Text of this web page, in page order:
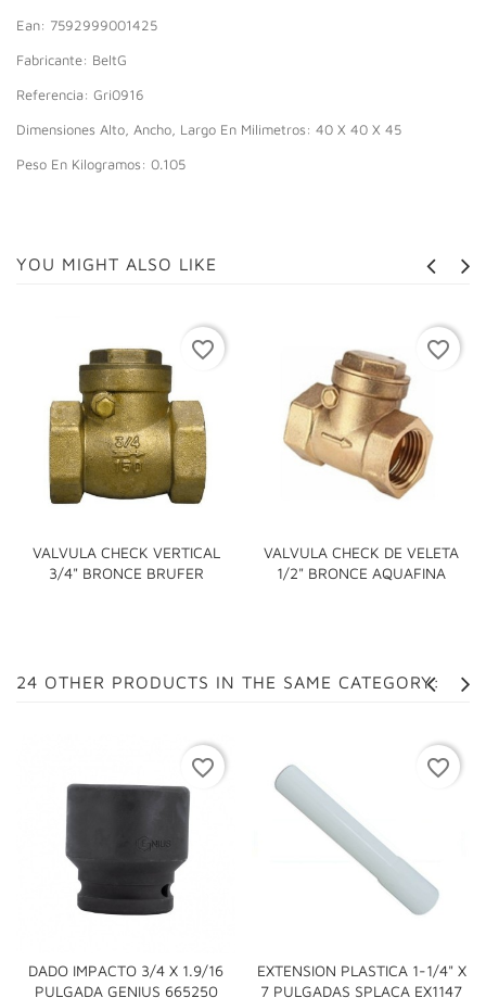
Ean: 7592999001425
Fabricante: BeltG
Referencia: Gri0916
Dimensiones Alto, Ancho, Largo En Milimetros: 40 X 40 X 45
Peso En Kilogramos: 0.105
YOU MIGHT ALSO LIKE
VALVULA CHECK VERTICAL
3/4" BRONCE BRUFER
favorite_border
VALVULA CHECK DE VELETA
1/2" BRONCE AQUAFINA
favorite_border
24 OTHER PRODUCTS IN THE SAME CATEGORY:
DADO IMPACTO 3/4 X 1.9/16
PULGADA GENIUS 665250
favorite_border
EXTENSION PLASTICA 1-1/4" X
7 PULGADAS SPLACA EX1147
favorite_border